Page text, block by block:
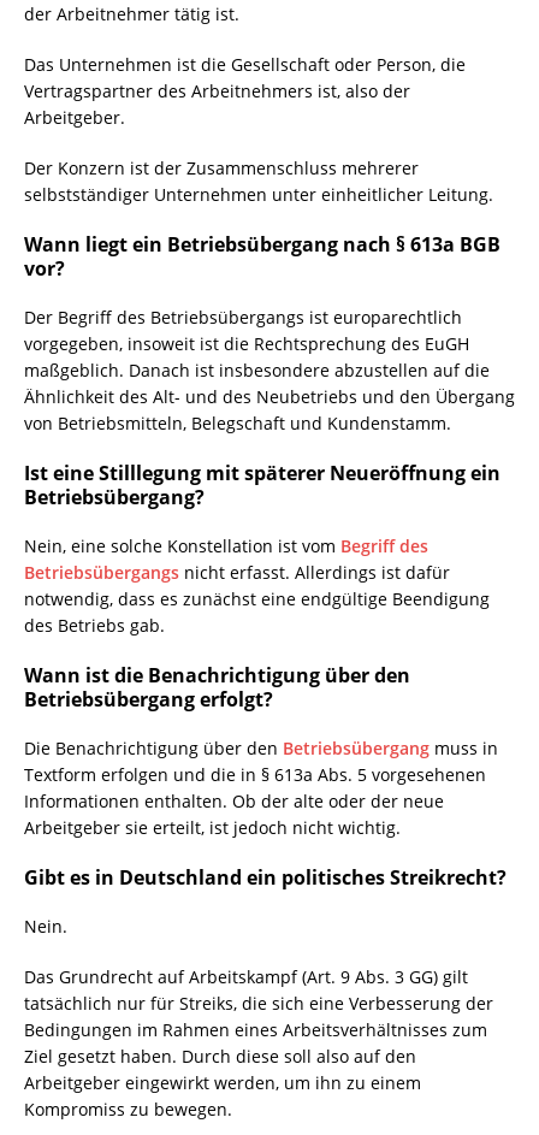
der Arbeitnehmer tätig ist.
Das Unternehmen ist die Gesellschaft oder Person, die
Vertragspartner des Arbeitnehmers ist, also der
Arbeitgeber.
Der Konzern ist der Zusammenschluss mehrerer
selbstständiger Unternehmen unter einheitlicher Leitung.
Wann liegt ein Betriebsübergang nach § 613a BGB
vor?
Der Begriff des Betriebsübergangs ist europarechtlich
vorgegeben, insoweit ist die Rechtsprechung des EuGH
maßgeblich. Danach ist insbesondere abzustellen auf die
Ähnlichkeit des Alt- und des Neubetriebs und den Übergang
von Betriebsmitteln, Belegschaft und Kundenstamm.
Ist eine Stilllegung mit späterer Neueröffnung ein
Betriebsübergang?
Nein, eine solche Konstellation ist vom Begriff des
Betriebsübergangs nicht erfasst. Allerdings ist dafür
notwendig, dass es zunächst eine endgültige Beendigung
des Betriebs gab.
Wann ist die Benachrichtigung über den
Betriebsübergang erfolgt?
Die Benachrichtigung über den Betriebsübergang muss in
Textform erfolgen und die in § 613a Abs. 5 vorgesehenen
Informationen enthalten. Ob der alte oder der neue
Arbeitgeber sie erteilt, ist jedoch nicht wichtig.
Gibt es in Deutschland ein politisches Streikrecht?
Nein.
Das Grundrecht auf Arbeitskampf (Art. 9 Abs. 3 GG) gilt
tatsächlich nur für Streiks, die sich eine Verbesserung der
Bedingungen im Rahmen eines Arbeitsverhältnisses zum
Ziel gesetzt haben. Durch diese soll also auf den
Arbeitgeber eingewirkt werden, um ihn zu einem
Kompromiss zu bewegen.